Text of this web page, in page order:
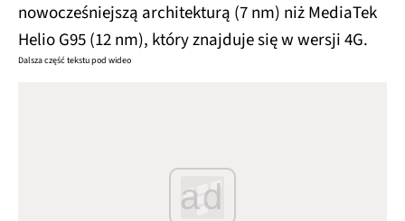
nowocześniejszą architekturą (7 nm) niż MediaTek
Helio G95 (12 nm), który znajduje się w wersji 4G.
Dalsza część tekstu pod wideo
ad